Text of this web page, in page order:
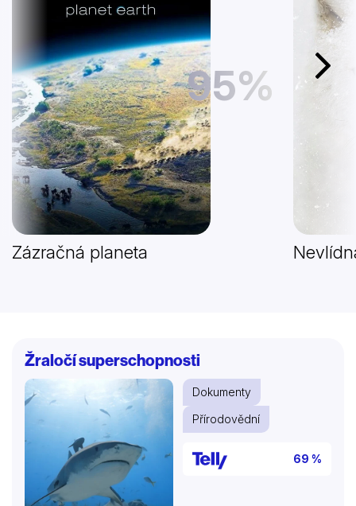
Další
95%
Zázračná planeta
Žraločí superschopnosti
Dokumenty
Přírodovědní
69 %